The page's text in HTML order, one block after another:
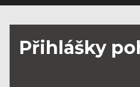
Přihlášky